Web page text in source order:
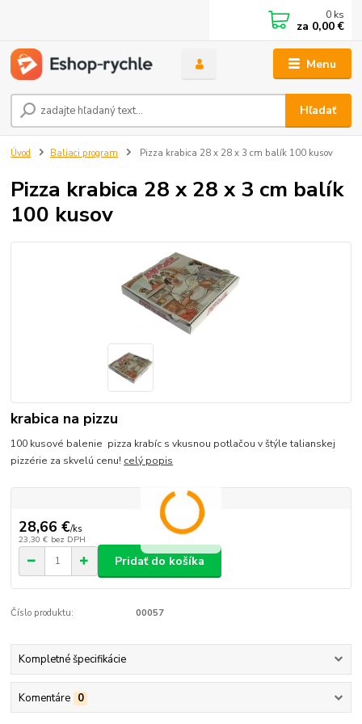
Menu
Hľadať
0 ks
za 0,00 €
Úvod Baliaci program Pizza krabica 28 x 28 x 3 cm balík 100 kusov
Pizza krabica 28 x 28 x 3 cm balík
100 kusov
krabica na pizzu
100 kusové balenie pizza krabíc s vkusnou potlačou v štýle talianskej
pizzérie za skvelú cenu! celý popis
28,66 €/ks
23,30 € bez DPH
Pridať do košíka
Číslo produktu: 00057
Kompletné špecifikácie
Komentáre 0